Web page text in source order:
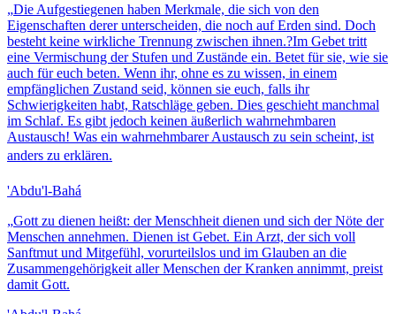
„Die Aufgestiegenen haben Merkmale, die sich von den
Eigenschaften derer unterscheiden, die noch auf Erden sind. Doch
besteht keine wirkliche Trennung zwischen ihnen.?Im Gebet tritt
eine Vermischung der Stufen und Zustände ein. Betet für sie, wie sie
auch für euch beten. Wenn ihr, ohne es zu wissen, in einem
empfänglichen Zustand seid, können sie euch, falls ihr
Schwierigkeiten habt, Ratschläge geben. Dies geschieht manchmal
im Schlaf. Es gibt jedoch keinen äußerlich wahrnehmbaren
Austausch! Was ein wahrnehmbarer Austausch zu sein scheint, ist
anders zu erklären.
'Abdu'l-Bahá
„Gott zu dienen heißt: der Menschheit dienen und sich der Nöte der
Menschen annehmen. Dienen ist Gebet. Ein Arzt, der sich voll
Sanftmut und Mitgefühl, vorurteilslos und im Glauben an die
Zusammengehörigkeit aller Menschen der Kranken annimmt, preist
damit Gott.